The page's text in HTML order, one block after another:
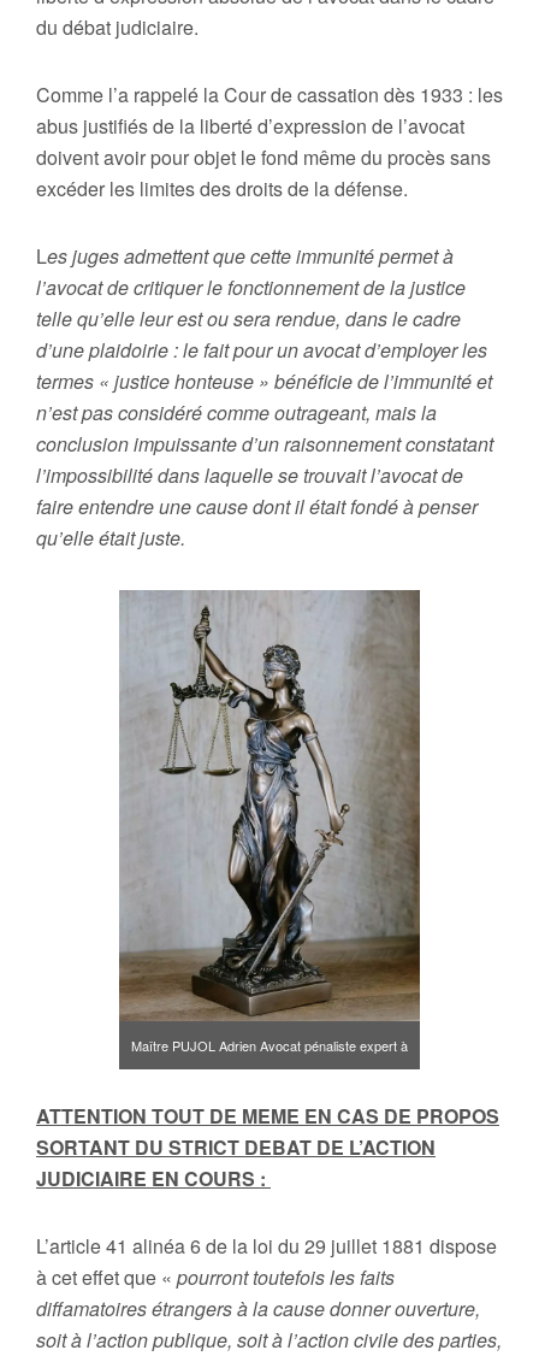
du débat judiciaire.
Comme l’a rappelé la Cour de cassation dès 1933 : les
abus justifiés de la liberté d’expression de l’avocat
doivent avoir pour objet le fond même du procès sans
excéder les limites des droits de la défense.
Les juges admettent que cette immunité permet à
l’avocat de critiquer le fonctionnement de la justice
telle qu’elle leur est ou sera rendue, dans le cadre
d’une plaidoirie : le fait pour un avocat d’employer les
termes « justice honteuse » bénéficie de l’immunité et
n’est pas considéré comme outrageant, mais la
conclusion impuissante d’un raisonnement constatant
l’impossibilité dans laquelle se trouvait l’avocat de
faire entendre une cause dont il était fondé à penser
qu’elle était juste.
Maître PUJOL Adrien Avocat pénaliste expert à
ATTENTION TOUT DE MEME EN CAS DE PROPOS
SORTANT DU STRICT DEBAT DE L’ACTION
JUDICIAIRE EN COURS :
L’article 41 alinéa 6 de la loi du 29 juillet 1881 dispose
à cet effet que « pourront toutefois les faits
diffamatoires étrangers à la cause donner ouverture,
soit à l’action publique, soit à l’action civile des parties,